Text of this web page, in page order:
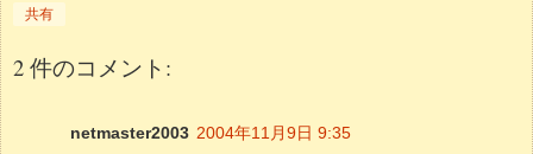
共有
2 件のコメント:
netmaster2003 2004年11月9日 9:35